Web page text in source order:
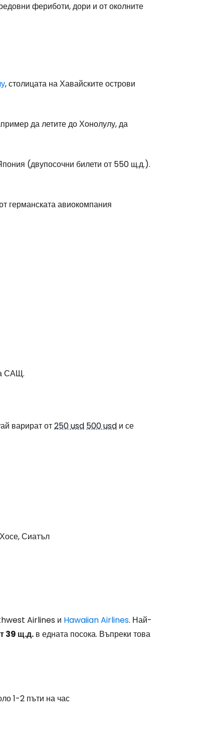
фериботи, дори и от околните
, столицата на Хавайските острови
да летите до Хонолулу, да
(двупосочни билети от 550 щ.д.).
германската авиокомпания
САЩ.
варират от250 usd500 usd и се
Сиатъл
Airlines и Hawaiian Airlines. Най-
39 щ.д. в едната посока. Въпреки това
1-2 пъти на час
с Facebook
с имейл